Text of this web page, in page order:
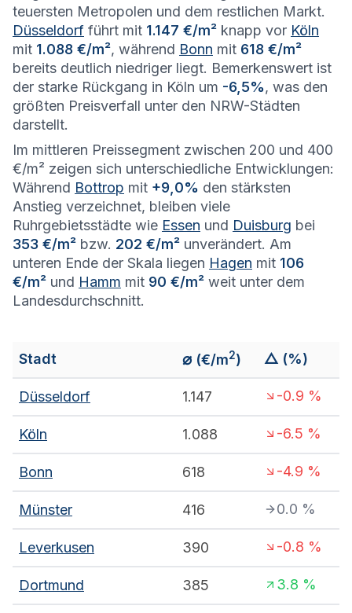
teuersten Metropolen und dem restlichen Markt.
Düsseldorf führt mit 1.147 €/m² knapp vor Köln
mit 1.088 €/m², während Bonn mit 618 €/m²
bereits deutlich niedriger liegt. Bemerkenswert ist
der starke Rückgang in Köln um -6,5%, was den
größten Preisverfall unter den NRW-Städten
darstellt.
Im mittleren Preissegment zwischen 200 und 400
€/m² zeigen sich unterschiedliche Entwicklungen:
Während Bottrop mit +9,0% den stärksten
Anstieg verzeichnet, bleiben viele
Ruhrgebietsstädte wie Essen und Duisburg bei
353 €/m² bzw. 202 €/m² unverändert. Am
unteren Ende der Skala liegen Hagen mit 106
€/m² und Hamm mit 90 €/m² weit unter dem
Landesdurchschnitt.
Stadt ⌀ (€/m2) △ (%)
Düsseldorf 1.147 -0.9 %
Köln 1.088 -6.5 %
Bonn 618 -4.9 %
Münster 416 0.0 %
Leverkusen 390 -0.8 %
Dortmund 385 3.8 %